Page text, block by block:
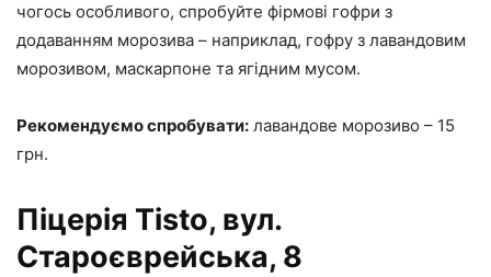
чогось особливого, спробуйте фірмові гофри з
додаванням морозива – наприклад, гофру з лавандовим
морозивом, маскарпоне та ягідним мусом.
Рекомендуємо спробувати: лавандове морозиво – 15
грн.
Піцерія Tisto, вул.
Староєврейська, 8